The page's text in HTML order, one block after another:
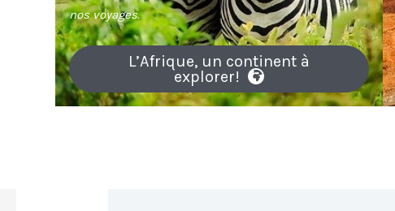
nos voyages.
L’Afrique, un continent à
explorer!